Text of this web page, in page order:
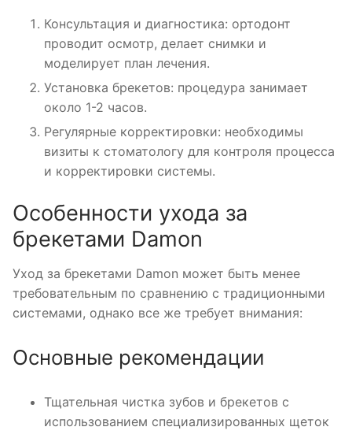
Консультация и диагностика: ортодонт
проводит осмотр, делает снимки и
моделирует план лечения.
Установка брекетов: процедура занимает
около 1-2 часов.
Регулярные корректировки: необходимы
визиты к стоматологу для контроля процесса
и корректировки системы.
Особенности ухода за
брекетами Damon
Уход за брекетами Damon может быть менее
требовательным по сравнению с традиционными
системами, однако все же требует внимания:
Основные рекомендации
Тщательная чистка зубов и брекетов с
использованием специализированных щеток